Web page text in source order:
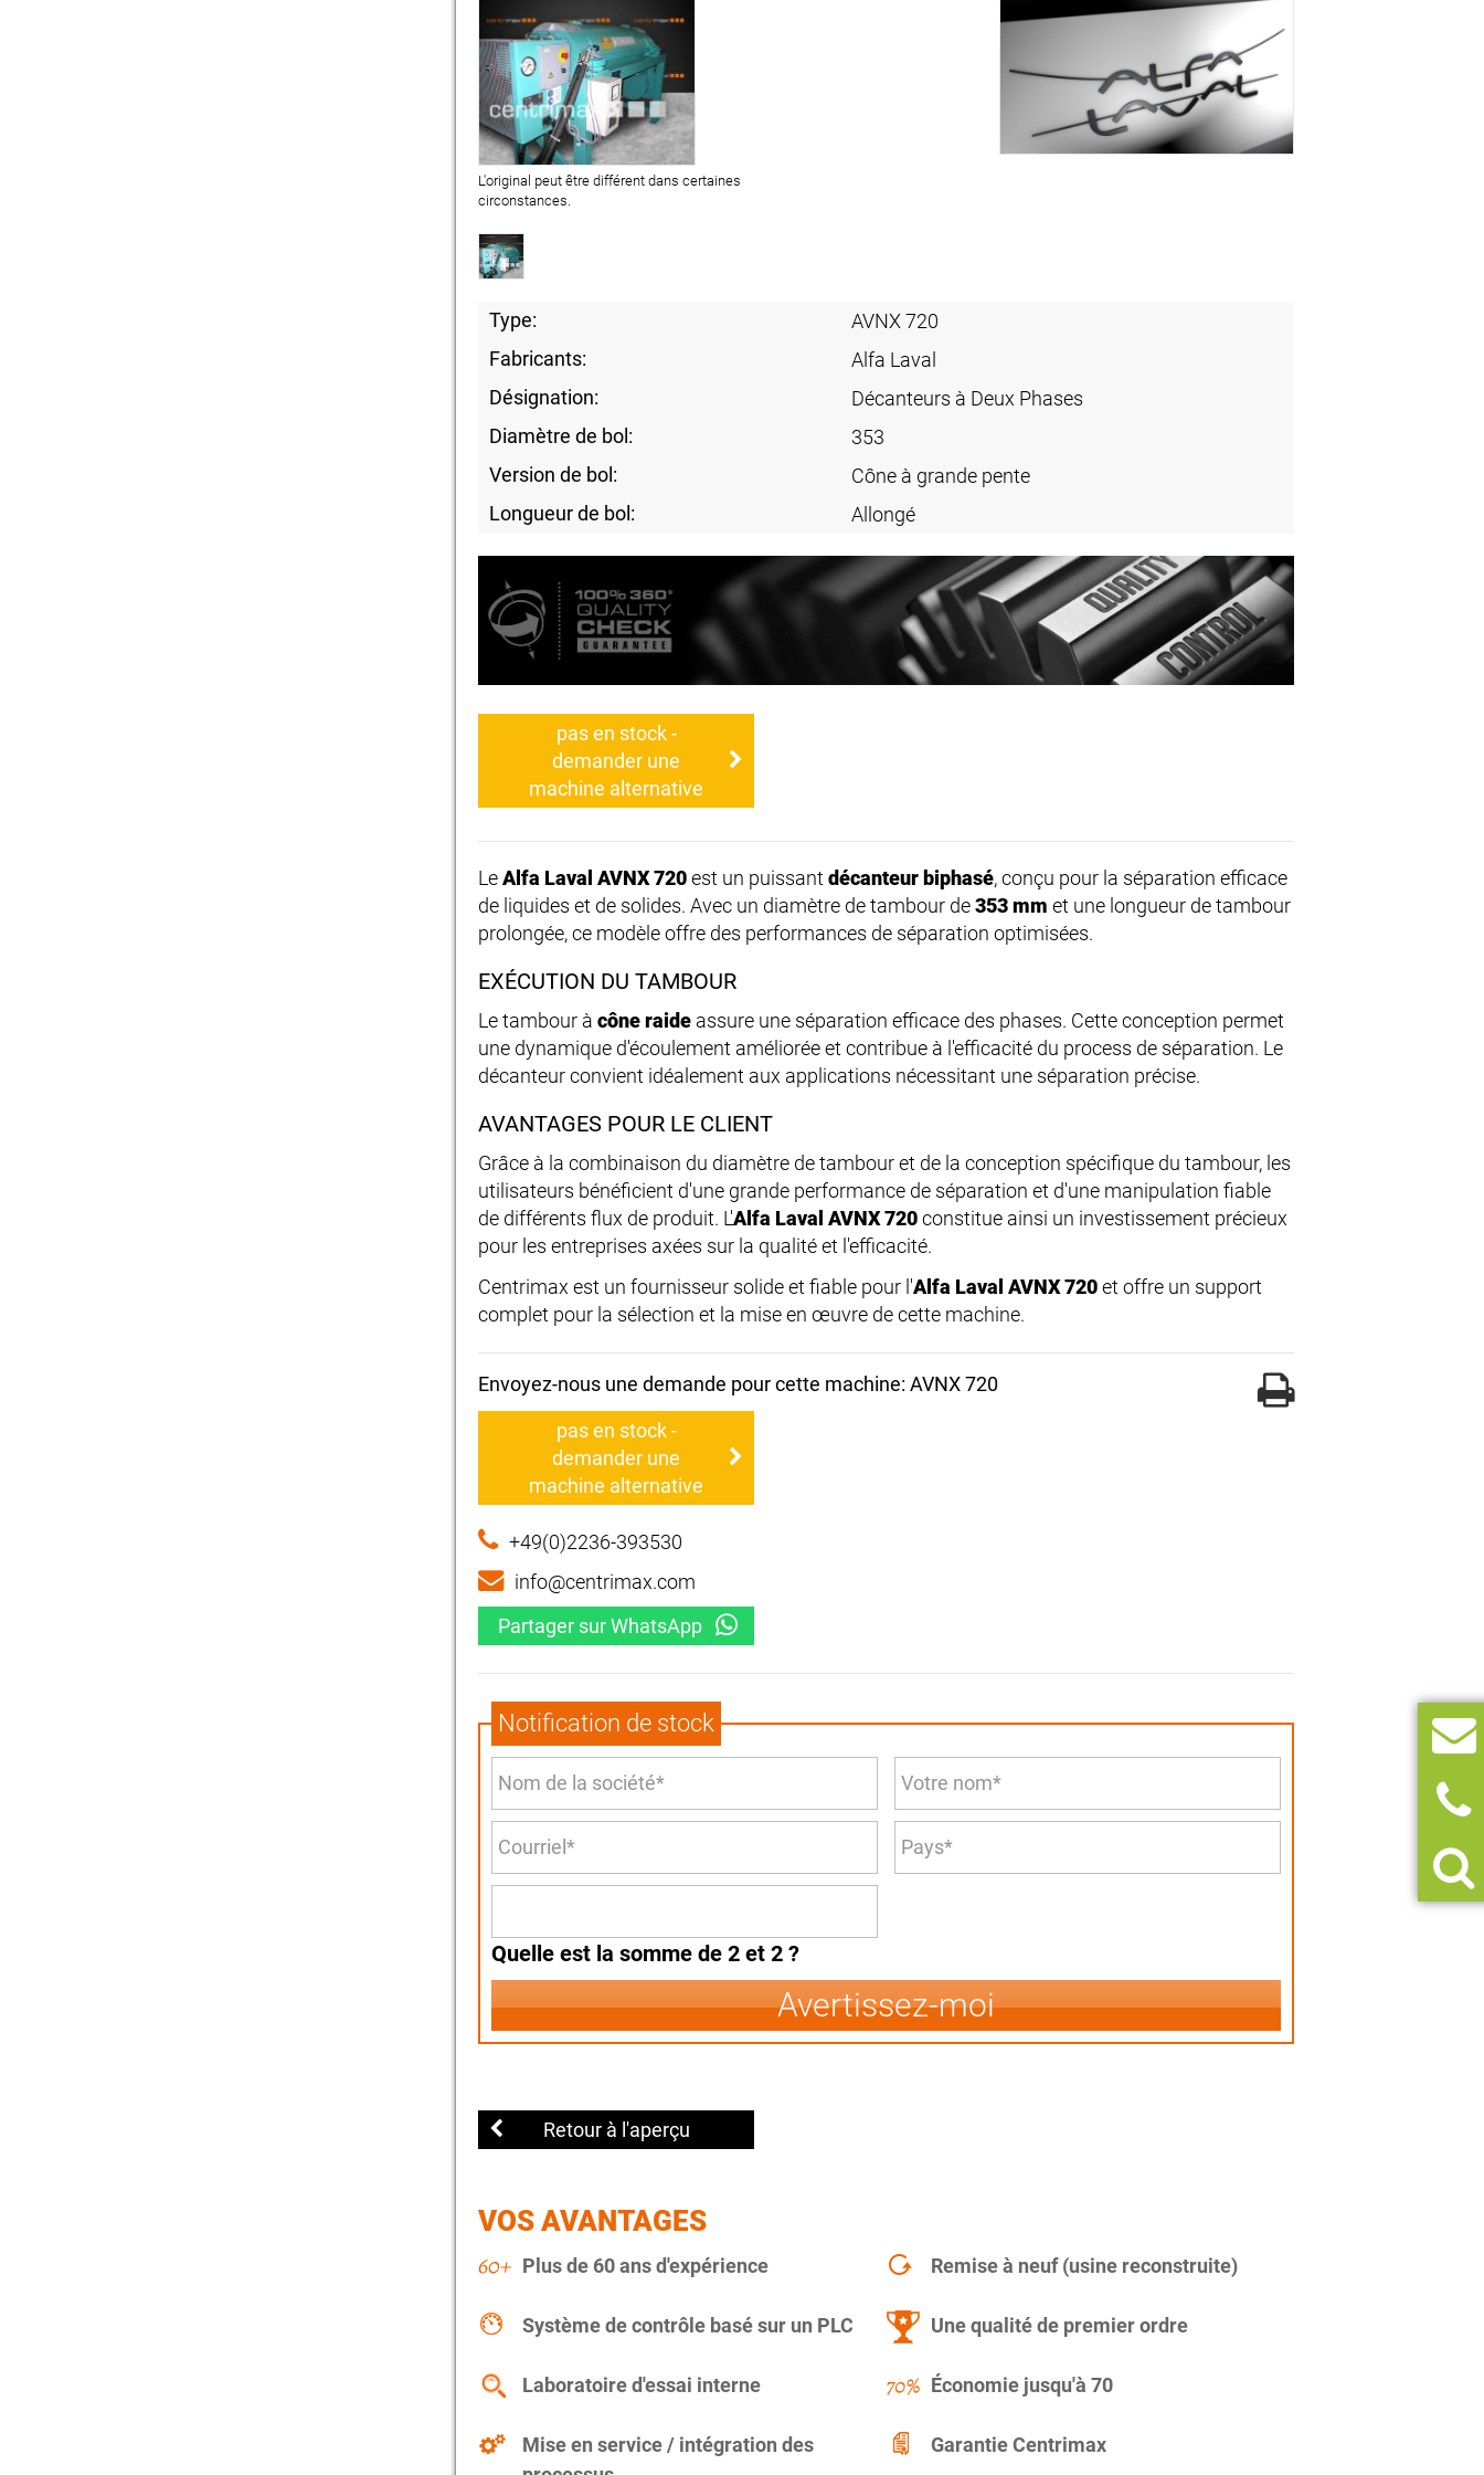
L'original peut être différent dans certaines
circonstances.
Type:
AVNX 720
Fabricants:
Alfa Laval
Désignation:
Décanteurs à Deux Phases
Diamètre de bol:
353
Version de bol:
Cône à grande pente
Longueur de bol:
Allongé
pas en stock -
demander une
machine alternative
LeAlfa Laval AVNX 720est un puissant décanteur biphasé, conçu pour la séparation efficace
de liquides et de solides. Avec un diamètre de tambour de353 mm et une longueur de tambour
prolongée, ce modèle offre des performances de séparation optimisées.
EXÉCUTION DU TAMBOUR
Le tambour à cône raide assure une séparation efficace des phases. Cette conception permet
une dynamique d'écoulement améliorée et contribue à l'efficacité du process de séparation. Le
décanteur convient idéalement aux applications nécessitant une séparation précise.
AVANTAGES POUR LE CLIENT
Grâce à la combinaison du diamètre de tambour et de la conception spécifique du tambour, les
utilisateurs bénéficient d'une grande performance de séparation et d'une manipulation fiable
de différents flux de produit. L'Alfa Laval AVNX 720constitue ainsi un investissement précieux
pour les entreprises axées sur la qualité et l'efficacité.
Centrimax est un fournisseur solide et fiable pour l'Alfa Laval AVNX 720et offre un support
complet pour la sélection et la mise en œuvre de cette machine.
Envoyez-nous une demande pour cette machine: AVNX 720
pas en stock -
demander une
machine alternative
+49(0)2236-393530
info@centrimax.com
Partager sur WhatsApp
Notification de stock
Quelle est la somme de 2 et 2 ?
Avertissez-moi
Retour à l'aperçu
VOS AVANTAGES
Plus de 60 ans d'expérience Remise à neuf (usine reconstruite)
Système de contrôle basé sur un PLC Une qualité de premier ordre
Laboratoire d'essai interne Économie jusqu'à 70
Mise en service / intégration des
Garantie Centrimax